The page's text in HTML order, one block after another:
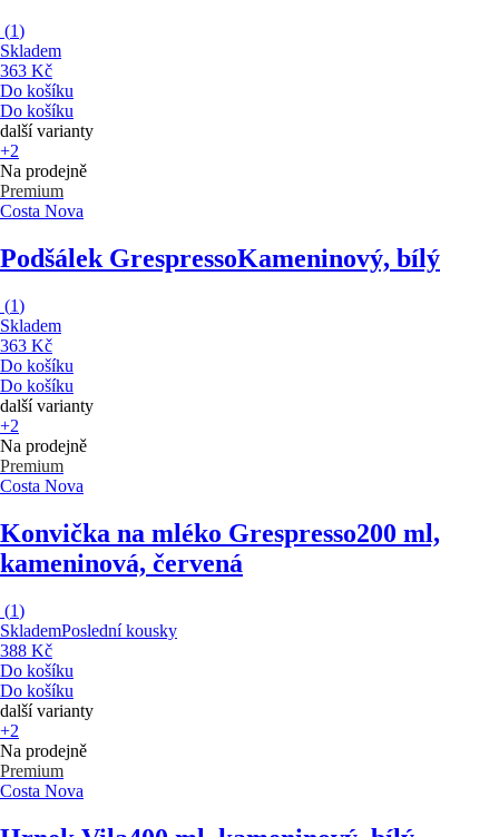
(1)
Skladem
363 Kč
Do košíku
Do košíku
další varianty
+2
Na prodejně
Premium
Costa Nova
Podšálek GrespressoKameninový, bílý
(1)
Skladem
363 Kč
Do košíku
Do košíku
další varianty
+2
Na prodejně
Premium
Costa Nova
Konvička na mléko Grespresso200 ml,
kameninová, červená
(1)
SklademPoslední kousky
388 Kč
Do košíku
Do košíku
další varianty
+2
Na prodejně
Premium
Costa Nova